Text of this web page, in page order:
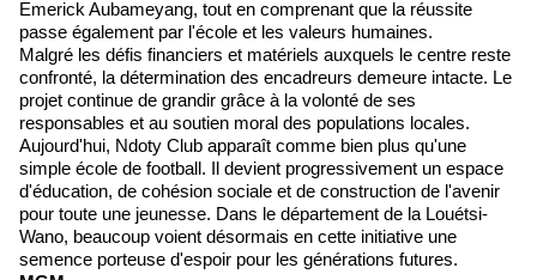
Emerick Aubameyang, tout en comprenant que la réussite
passe également par l'école et les valeurs humaines.
Malgré les défis financiers et matériels auxquels le centre reste
confronté, la détermination des encadreurs demeure intacte. Le
projet continue de grandir grâce à la volonté de ses
responsables et au soutien moral des populations locales.
Aujourd'hui, Ndoty Club apparaît comme bien plus qu'une
simple école de football. Il devient progressivement un espace
d'éducation, de cohésion sociale et de construction de l'avenir
pour toute une jeunesse. Dans le département de la Louétsi-
Wano, beaucoup voient désormais en cette initiative une
semence porteuse d'espoir pour les générations futures.